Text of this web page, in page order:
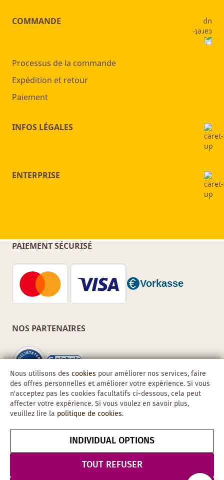
COMMANDE
Processus de la commande
Expédition et retour
Paiement
INFOS LÉGALES
ENTERPRISE
PAIEMENT SÉCURISÉ
NOS PARTENAIRES
Copyright © 2026 Obadis GmbH
MentionsCGVConfidentialité
& Sécurité
Résilier le contrat
Nous utilisons des cookies pour améliorer nos services, faire
des offres personnelles et améliorer votre expérience. Si vous
n'acceptez pas les cookies facultatifs ci-dessous, cela peut
affecter votre expérience. Si vous voulez en savoir plus,
veuillez lire la politique de cookies.
INDIVIDUAL OPTIONS
TOUT REFUSER